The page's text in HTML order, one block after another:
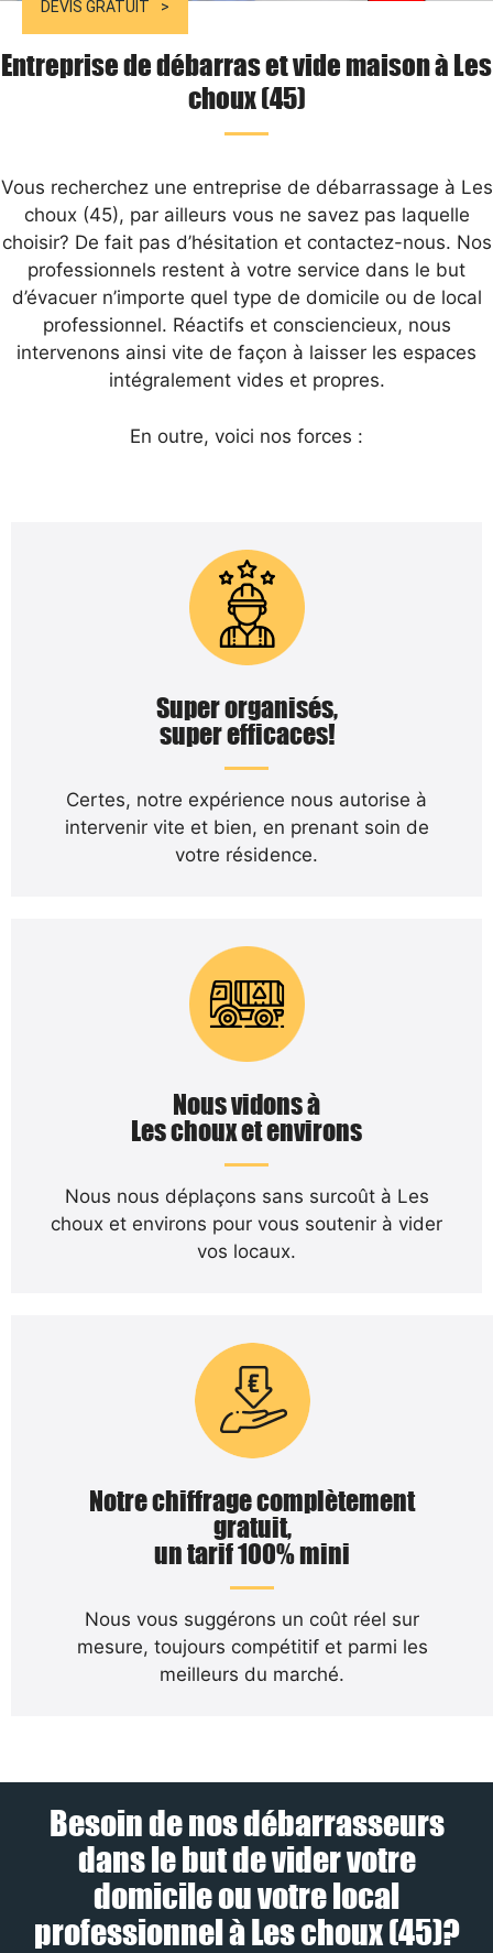
DEVIS GRATUIT
Entreprise de débarras et vide maison à Les
choux (45)
Vous recherchez une entreprise de débarrassage à Les
choux (45), par ailleurs vous ne savez pas laquelle
choisir? De fait pas d’hésitation et contactez-nous. Nos
professionnels restent à votre service dans le but
d’évacuer n’importe quel type de domicile ou de local
professionnel. Réactifs et consciencieux, nous
intervenons ainsi vite de façon à laisser les espaces
intégralement vides et propres.
En outre, voici nos forces :
Super organisés,
super efficaces!
Certes, notre expérience nous autorise à
intervenir vite et bien, en prenant soin de
votre résidence.
Nous vidons à
Les choux et environs
Nous nous déplaçons sans surcoût à Les
choux et environs pour vous soutenir à vider
vos locaux.
Notre chiffrage complètement
gratuit,
un tarif 100% mini
Nous vous suggérons un coût réel sur
mesure, toujours compétitif et parmi les
meilleurs du marché.
Besoin de nos débarrasseurs
dans le but de vider votre
domicile ou votre local
professionnel à Les choux (45)?